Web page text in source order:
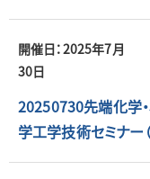
開催日：2025年7月
30日
20250730先端化学
学工学技術セミナー（